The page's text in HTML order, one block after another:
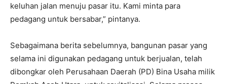
keluhan jalan menuju pasar itu. Kami minta para
pedagang untuk bersabar,” pintanya.
Sebagaimana berita sebelumnya, bangunan pasar yang
selama ini digunakan pedagang untuk berjualan, telah
dibongkar oleh Perusahaan Daerah (PD) Bina Usaha milik